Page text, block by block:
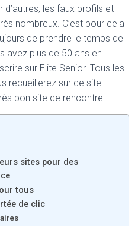
les faux profils et
nombreux. C’est pour cela
de prendre le temps de
avez plus de 50 ans en
sur Elite Senior. Tous les
recueillerez sur ce site
bon site de rencontre.
sites pour des
tous
de clic